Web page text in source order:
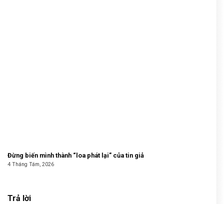
Đừng biến mình thành “loa phát lại” của tin giả
4 Tháng Tám, 2026
Trả lời